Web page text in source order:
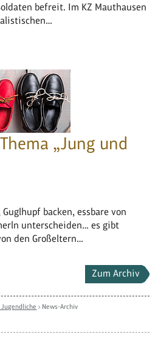
befreit. Im KZ Mauthausen
„Jung und
backen, essbare von
unterscheiden… es gibt
den Großeltern…
Zum Archiv
› News-Archiv